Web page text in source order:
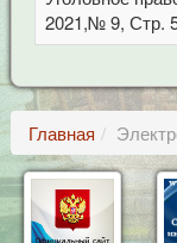
2021,№ 9, Стр.
Главная